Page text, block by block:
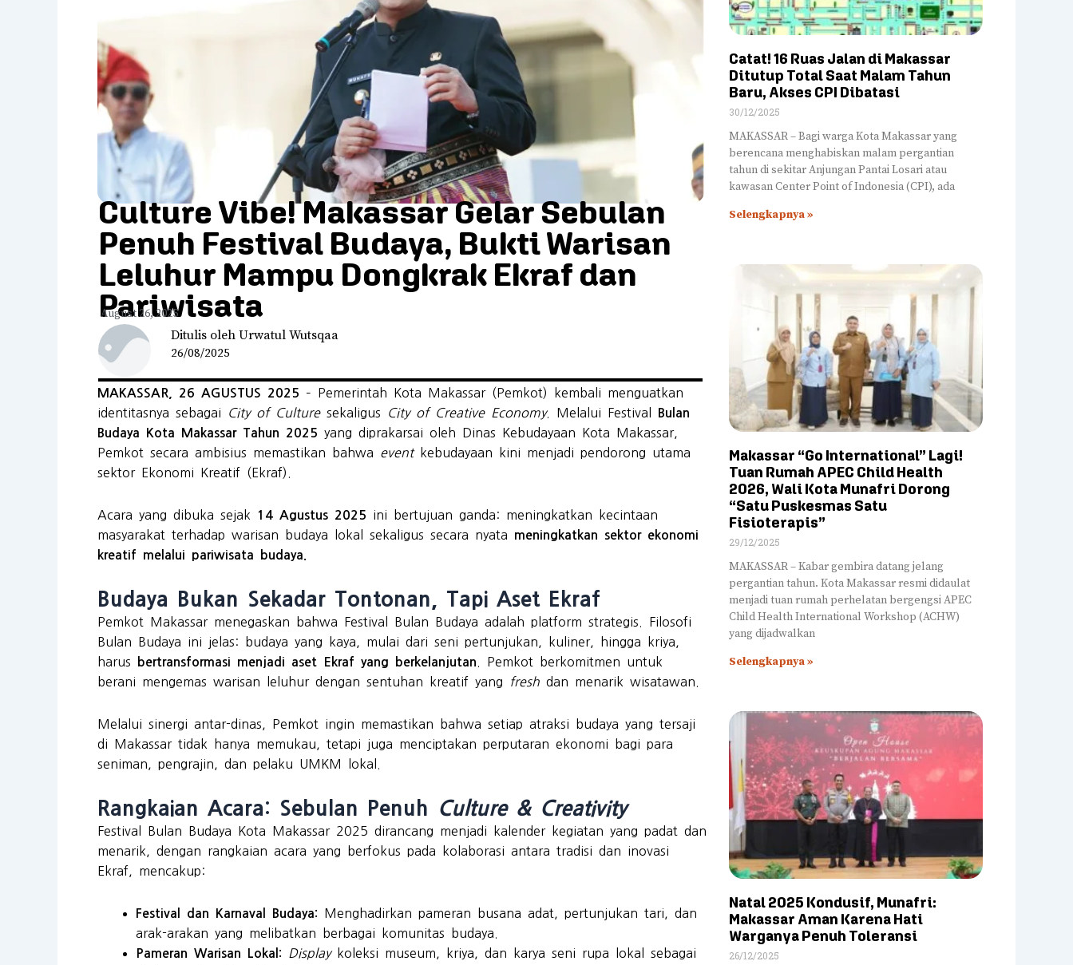
Culture Vibe! Makassar Gelar Sebulan
Penuh Festival Budaya, Bukti Warisan
Leluhur Mampu Dongkrak Ekraf dan
Pariwisata
August 26, 2025
Ditulis oleh Urwatul Wutsqaa
26/08/2025
MAKASSAR, 26 AGUSTUS 2025 – Pemerintah Kota Makassar (Pemkot) kembali menguatkan
identitasnya sebagai
City of Culturesekaligus City of Creative Economy. Melalui Festival
Bulan
Budaya Kota Makassar Tahun 2025 yang diprakarsai oleh Dinas Kebudayaan Kota Makassar,
Pemkot secara ambisius memastikan bahwa eventkebudayaan kini menjadi pendorong utama
sektor Ekonomi Kreatif (Ekraf).
Acara yang dibuka sejak 14 Agustus 2025 ini bertujuan ganda: meningkatkan kecintaan
masyarakat terhadap warisan budaya lokal sekaligus secara nyata meningkatkan sektor ekonomi
kreatif melalui pariwisata budaya.
Budaya Bukan Sekadar Tontonan, Tapi Aset Ekraf
Pemkot Makassar menegaskan bahwa Festival Bulan Budaya adalah platform strategis. Filosofi
Bulan Budaya ini jelas: budaya yang kaya, mulai dari seni pertunjukan, kuliner, hingga kriya,
harus
bertransformasi menjadi aset Ekraf yang berkelanjutan . Pemkot berkomitmen untuk
berani mengemas warisan leluhur dengan sentuhan kreatif yang
fresh dan menarik wisatawan.
Melalui sinergi antar-dinas, Pemkot ingin memastikan bahwa setiap atraksi budaya yang tersaji
di Makassar tidak hanya memukau, tetapi juga menciptakan perputaran ekonomi bagi para
seniman, pengrajin, dan pelaku UMKM lokal.
Rangkaian Acara: Sebulan Penuh Culture & Creativity
Festival Bulan Budaya Kota Makassar 2025 dirancang menjadi kalender kegiatan yang padat dan
menarik, dengan rangkaian acara yang berfokus pada kolaborasi antara tradisi dan inovasi
Ekraf, mencakup:
Festival dan Karnaval Budaya: Menghadirkan pameran busana adat, pertunjukan tari, dan
arak-arakan yang melibatkan berbagai komunitas budaya.
Pameran Warisan Lokal: Displaykoleksi museum, kriya, dan karya seni rupa lokal sebagai
Catat! 16 Ruas Jalan di Makassar
Ditutup Total Saat Malam Tahun
Baru, Akses CPI Dibatasi
30/12/2025
MAKASSAR – Bagi warga Kota Makassar yang
berencana menghabiskan malam pergantian
tahun di sekitar Anjungan Pantai Losari atau
kawasan Center Point of Indonesia (CPI), ada
Selengkapnya »
Makassar “Go International” Lagi!
Tuan Rumah APEC Child Health
2026, Wali Kota Munafri Dorong
“Satu Puskesmas Satu
Fisioterapis”
29/12/2025
MAKASSAR – Kabar gembira datang jelang
pergantian tahun. Kota Makassar resmi didaulat
menjadi tuan rumah perhelatan bergengsi APEC
Child Health International Workshop (ACHW)
yang dijadwalkan
Selengkapnya »
Natal 2025 Kondusif, Munafri:
Makassar Aman Karena Hati
Warganya Penuh Toleransi
26/12/2025